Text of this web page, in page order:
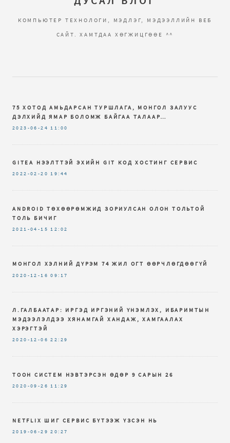
КОМПЬЮТЕР ТЕХНОЛОГИ, МЭДЛЭГ, МЭДЭЭЛЛИЙН ВЕБ
САЙТ. ХАМТДАА ХӨГЖИЦГӨӨЕ ^^
75 ХОТОД АМЬДАРСАН ТУРШЛАГА, МОНГОЛ ЗАЛУУС
ДЭЛХИЙД ЯМАР БОЛОМЖ БАЙГАА ТАЛААР…
2023-06-24 11:00
GITEA НЭЭЛТТЭЙ ЭХИЙН GIT КОД ХОСТИНГ СЕРВИС
2022-02-20 19:44
ANDROID ТӨХӨӨРӨМЖИД ЗОРИУЛСАН ОЛОН ТОЛЬТОЙ
ТОЛЬ БИЧИГ
2021-04-15 12:02
МОНГОЛ ХЭЛНИЙ ДҮРЭМ 74 ЖИЛ ОГТ ӨӨРЧЛӨГДӨӨГҮЙ
2020-12-16 09:17
Л.ГАЛБААТАР: ИРГЭД ИРГЭНИЙ ҮНЭМЛЭХ, ИБАРИМТЫН
МЭДЭЭЛЭЛДЭЭ ХЯНАМГАЙ ХАНДАЖ, ХАМГААЛАХ
ХЭРЭГТЭЙ
2020-12-06 22:29
ТООН СИСТЕМ НЭВТЭРСЭН ӨДӨР 9 САРЫН 26
2020-09-26 11:29
NETFLIX ШИГ СЕРВИС БҮТЭЭЖ ҮЗСЭН НЬ
2019-06-29 20:27